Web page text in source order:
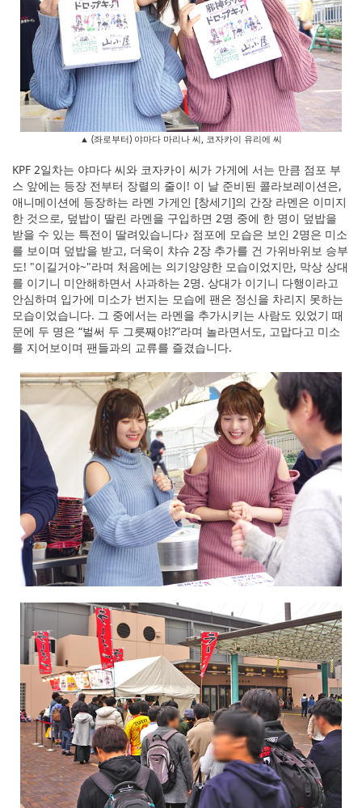
▲ (좌로부터) 야마다 마리나 씨, 코자카이 유리에 씨
KPF 2일차는 야마다 씨와 코자카이 씨가 가게에 서는 만큼 점포 부
스 앞에는 등장 전부터 장렬의 줄이! 이 날 준비된 콜라보레이션은,
애니메이션에 등장하는 라멘 가게인 [창세기]의 간장 라멘은 이미지
한 것으로, 덮밥이 딸린 라멘을 구입하면 2명 중에 한 명이 덮밥을
받을 수 있는 특전이 딸려있습니다♪ 점포에 모습은 보인 2명은 미소
를 보이며 덮밥을 받고, 더욱이 챠슈 2장 추가를 건 가위바위보 승부
도! "이길거야~"라며 처음에는 의기양양한 모습이었지만, 막상 상대
를 이기니 미안해하면서 사과하는 2명. 상대가 이기니 다행이라고
안심하며 입가에 미소가 번지는 모습에 팬은 정신을 차리지 못하는
모습이었습니다. 그 중에서는 라멘을 추가시키는 사람도 있었기 때
문에 두 명은 “벌써 두 그릇째야!?”라며 놀라면서도, 고맙다고 미소
를 지어보이며 팬들과의 교류를 즐겼습니다.